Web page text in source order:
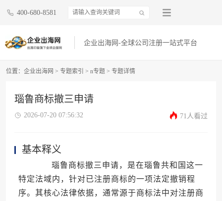
400-680-8581
企业出海网-全球公司注册一站式平台
位置： 企业出海网 > 专题索引 > n专题 > 专题详情
瑙鲁商标撤三申请
2026-07-20 07:56:32 71人看过
基本释义
瑙鲁商标撤三申请，是在瑙鲁共和国这一
特定法域内，针对已注册商标的一项法定撤销程
序。其核心法律依据，通常源于商标法中对注册商